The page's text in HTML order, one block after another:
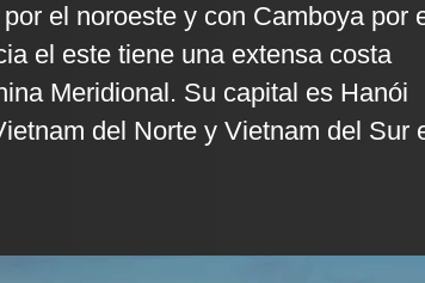
el noroeste y con Camboya por
el este tiene una extensa costa
Meridional. Su capital es Hanói
del Norte y Vietnam del Sur